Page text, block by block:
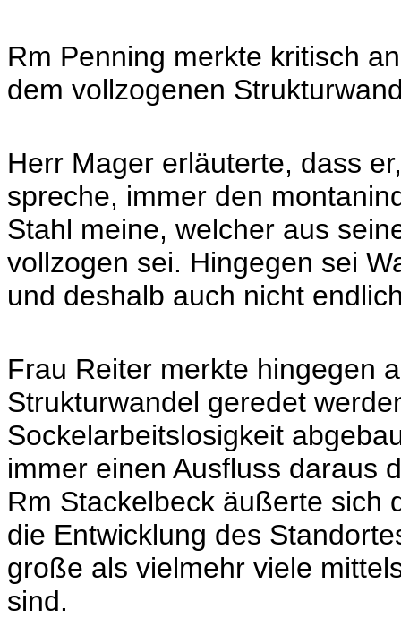
Rm Penning merkte kritisch
dem vollzogenen
Herr Mager erläuterte, dass
spreche, immer den
Stahl meine, welcher aus
vollzogen sei. Hingegen sei
und deshalb auch nicht
Frau Reiter merkte hingegen
Strukturwandel geredet
Sockelarbeitslosigkeit
immer einen Ausfluss daraus
Rm Stackelbeck äußerte sich
die Entwicklung des
große als vielmehr viele
sind.